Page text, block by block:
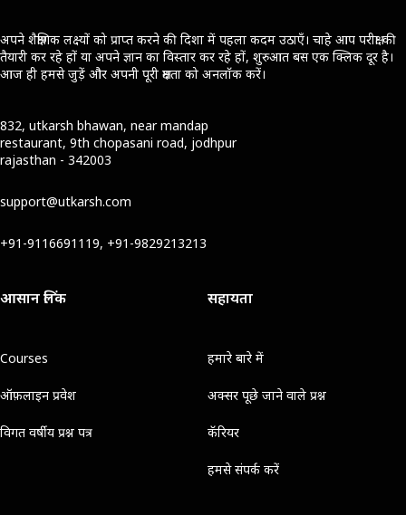
अपने शैक्षणिक लक्ष्यों को प्राप्त करने की दिशा में पहला कदम उठाएँ। चाहे आप परीक्षा की
तैयारी कर रहे हों या अपने ज्ञान का विस्तार कर रहे हों, शुरुआत बस एक क्लिक दूर है।
आज ही हमसे जुड़ें और अपनी पूरी क्षमता को अनलॉक करें।
832, utkarsh bhawan, near mandap
restaurant, 9th chopasani road, jodhpur
rajasthan - 342003
support@utkarsh.com
+91-9116691119, +91-9829213213
आसान लिंक
Courses
ऑफ़लाइन प्रवेश
विगत वर्षीय प्रश्न पत्र
सहायता
हमारे बारे में
अक्सर पूछे जाने वाले प्रश्न
कॅरियर
हमसे संपर्क करें